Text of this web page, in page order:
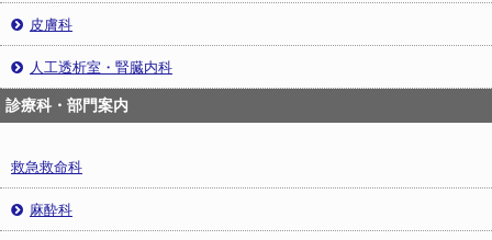
皮膚科
人工透析室・腎臓内科
診療科・部門案内
救急救命科
麻酔科